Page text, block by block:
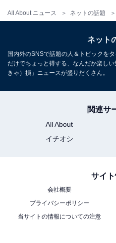
All About ニュース ネットの話題
ネット
国内外のSNSで話題の人＆トピックを
だけでちょっと得する、なんだか楽し
きゃ）損」ニュースが盛りだくさん。
関連サ
All About
イチオシ
サイ
会社概要
プライバシーポリシー
当サイトの情報についての注意